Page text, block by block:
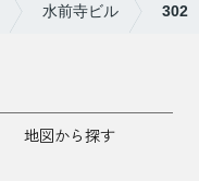
水前寺ビル 302
地図から探す